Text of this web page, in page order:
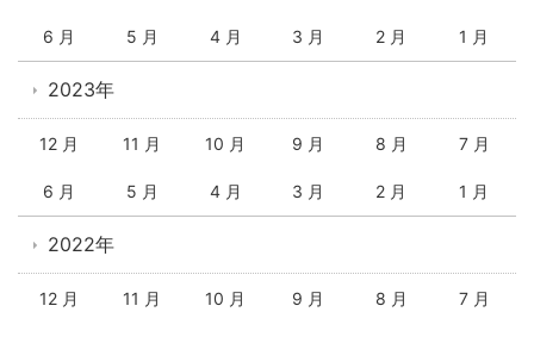
6 月 5 月 4 月 3 月 2 月 1 月
2023年
12 月 11 月 10 月 9 月 8 月 7 月
6 月 5 月 4 月 3 月 2 月 1 月
2022年
12 月 11 月 10 月 9 月 8 月 7 月